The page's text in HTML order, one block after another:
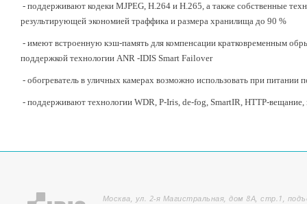
- поддерживают кодеки MJPEG, H.264 и H.265, а также собственные
результирующей экономией траффика и размера хранилища до 90 %
- имеют встроенную кэш-память для компенсации кратковременным
поддержкой технологии ANR -IDIS Smart Failover
- обогреватель в уличных камерах возможно использовать при питании
- поддерживают технологии WDR, P-Iris, de-fog, SmartIR, HTTP-
Москва, ул. 2-я Магистральная, дом 8А, стр.1,